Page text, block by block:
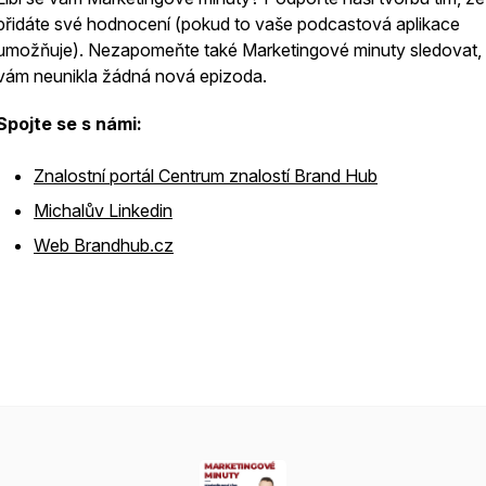
své hodnocení (pokud to vaše podcastová aplikace
Nezapomeňte také Marketingové minuty sledovat,
neunikla žádná nová epizoda.
se s námi:
Znalostní portál Centrum znalostí Brand Hub
Michalův Linkedin
Web Brandhub.cz